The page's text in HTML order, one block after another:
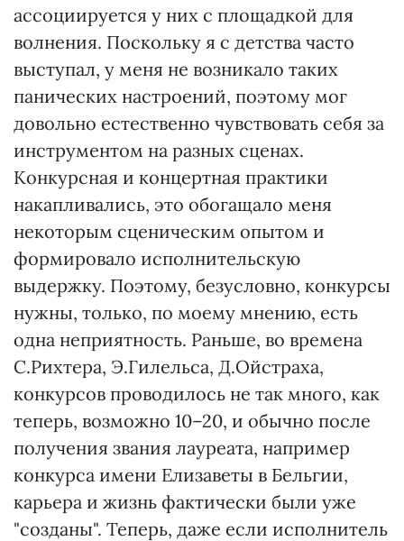
ассоциируется у них с площадкой для
волнения. Поскольку я с детства часто
выступал, у меня не возникало таких
панических настроений, поэтому мог
довольно естественно чувствовать себя за
инструментом на разных сценах.
Конкурсная и концертная практики
накапливались, это обогащало меня
некоторым сценическим опытом и
формировало исполнительскую
выдержку. Поэтому, безусловно, конкурсы
нужны, только, по моему мнению, есть
одна неприятность. Раньше, во времена
С.Рихтера, Э.Гилельса, Д.Ойстраха,
конкурсов проводилось не так много, как
теперь, возможно 10–20, и обычно после
получения звания лауреата, например
конкурса имени Елизаветы в Бельгии,
карьера и жизнь фактически были уже
"созданы". Теперь, даже если исполнитель